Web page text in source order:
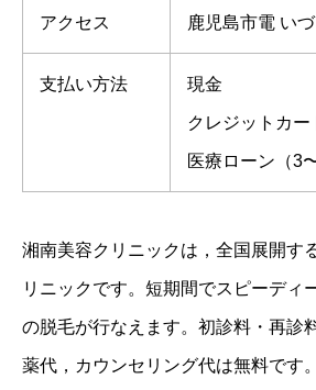
アクセス 鹿児島市電 い
支払い方法 現金
クレジットカー
医療ローン（3
湘南美容クリニックは，全国展開す
リニックです。短期間でスピーディ
の脱毛が行なえます。初診料・再診
薬代，カウンセリング代は無料です。